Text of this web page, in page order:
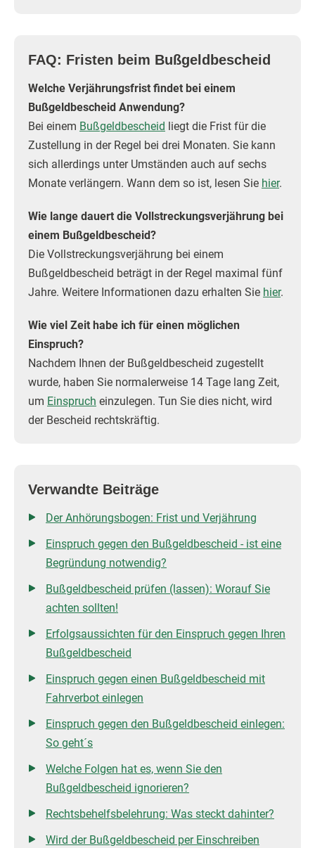
FAQ: Fristen beim Bußgeldbescheid
Welche Verjährungsfrist findet bei einem
Bußgeldbescheid Anwendung?
Bei einem Bußgeldbescheid liegt die Frist für die
Zustellung in der Regel bei drei Monaten. Sie kann
sich allerdings unter Umständen auch auf sechs
Monate verlängern. Wann dem so ist, lesen Sie hier.
Wie lange dauert die Vollstreckungsverjährung bei
einem Bußgeldbescheid?
Die Vollstreckungsverjährung bei einem
Bußgeldbescheid beträgt in der Regel maximal fünf
Jahre. Weitere Informationen dazu erhalten Sie hier.
Wie viel Zeit habe ich für einen möglichen
Einspruch?
Nachdem Ihnen der Bußgeldbescheid zugestellt
wurde, haben Sie normalerweise 14 Tage lang Zeit,
um Einspruch einzulegen. Tun Sie dies nicht, wird
der Bescheid rechtskräftig.
Verwandte Beiträge
Der Anhörungsbogen: Frist und Verjährung
Einspruch gegen den Bußgeldbescheid - ist eine
Begründung notwendig?
Bußgeldbescheid prüfen (lassen): Worauf Sie
achten sollten!
Erfolgsaussichten für den Einspruch gegen Ihren
Bußgeldbescheid
Einspruch gegen einen Bußgeldbescheid mit
Fahrverbot einlegen
Einspruch gegen den Bußgeldbescheid einlegen:
So geht´s
Welche Folgen hat es, wenn Sie den
Bußgeldbescheid ignorieren?
Rechtsbehelfsbelehrung: Was steckt dahinter?
Wird der Bußgeldbescheid per Einschreiben